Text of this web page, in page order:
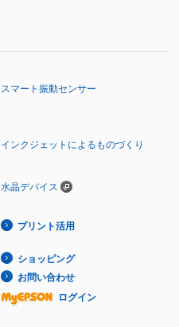
スマート振動センサー
インクジェットによるものづくり
水晶デバイス
プリント活用
ショッピング
お問い合わせ
ログイン